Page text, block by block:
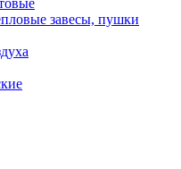
завесы, пушки